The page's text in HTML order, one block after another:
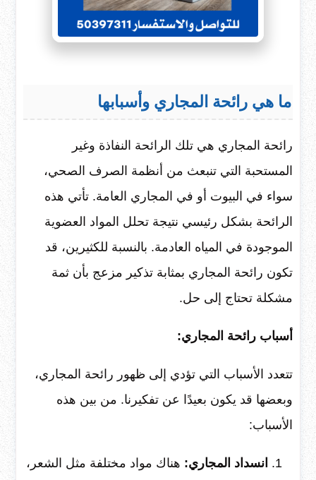
ما هي رائحة المجاري وأسبابها
رائحة المجاري هي تلك الرائحة النفاذة وغير
المستحبة التي تنبعث من أنظمة الصرف الصحي،
سواء في البيوت أو في المجاري العامة. تأتي هذه
الرائحة بشكل رئيسي نتيجة تحلل المواد العضوية
الموجودة في المياه العادمة. بالنسبة للكثيرين، قد
تكون رائحة المجاري بمثابة تذكير مزعج بأن ثمة
مشكلة تحتاج إلى حل.
أسباب رائحة المجاري:
تتعدد الأسباب التي تؤدي إلى ظهور رائحة المجاري،
وبعضها قد يكون بعيدًا عن تفكيرنا. من بين هذه
الأسباب:
انسداد المجاري: هناك مواد مختلفة مثل الشعر،